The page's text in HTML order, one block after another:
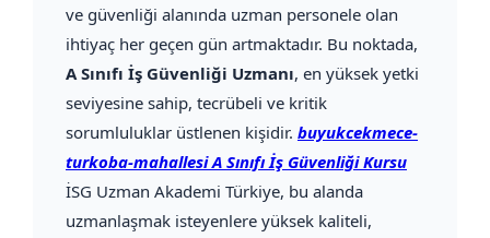
ve güvenliği alanında uzman personele olan
ihtiyaç her geçen gün artmaktadır. Bu noktada,
A Sınıfı İş Güvenliği Uzmanı, en yüksek yetki
seviyesine sahip, tecrübeli ve kritik
sorumluluklar üstlenen kişidir. buyukcekmece-
turkoba-mahallesi A Sınıfı İş Güvenliği Kursu
İSG Uzman Akademi Türkiye, bu alanda
uzmanlaşmak isteyenlere yüksek kaliteli,